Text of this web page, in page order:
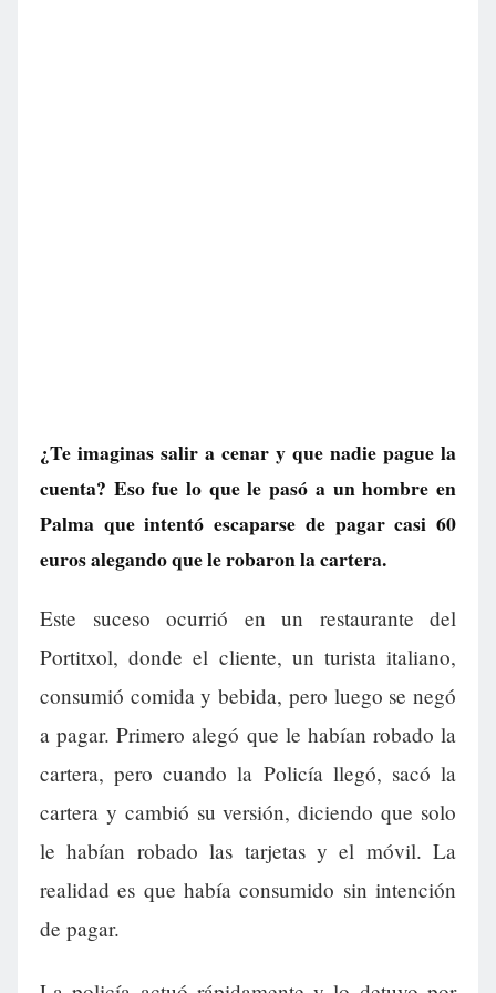
¿Te imaginas salir a cenar y que nadie pague la
cuenta? Eso fue lo que le pasó a un hombre en
Palma que intentó escaparse de pagar casi 60
euros alegando que le robaron la cartera.
Este suceso ocurrió en un restaurante del
Portitxol, donde el cliente, un turista italiano,
consumió comida y bebida, pero luego se negó
a pagar. Primero alegó que le habían robado la
cartera, pero cuando la Policía llegó, sacó la
cartera y cambió su versión, diciendo que solo
le habían robado las tarjetas y el móvil. La
realidad es que había consumido sin intención
de pagar.